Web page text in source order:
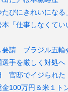
たびにきれいになる」
「仕事しなくてい
要請 ブラジル五輪
選手を厳しく対処へ
官邸でイジられた
100万円＆米１ト